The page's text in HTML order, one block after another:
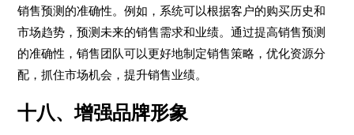
销售预测的准确性。例如，系统可以根据客户的购买历史和
市场趋势，预测未来的销售需求和业绩。通过提高销售预测
的准确性，销售团队可以更好地制定销售策略，优化资源分
配，抓住市场机会，提升销售业绩。
十八、增强品牌形象